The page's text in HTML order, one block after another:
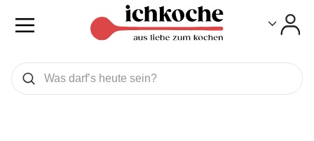
Was wollen Sie suchen
Suchen